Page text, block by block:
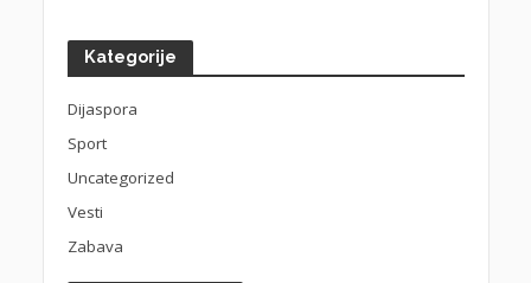
Kategorije
Dijaspora
Sport
Uncategorized
Vesti
Zabava